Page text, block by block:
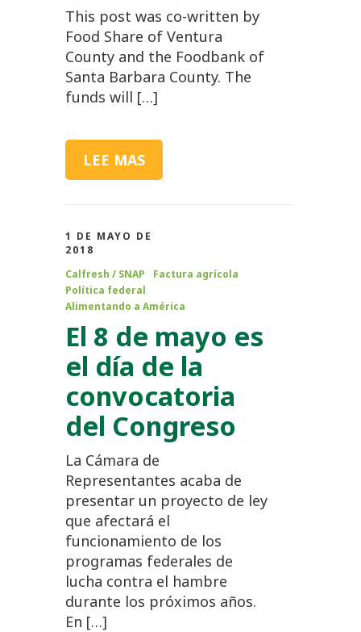
This post was co-written by
Food Share of Ventura
County and the Foodbank of
Santa Barbara County. The
funds will […]
LEE MAS
1 DE MAYO DE
2018
Calfresh / SNAP
Factura agrícola
Política federal
Alimentando a América
El 8 de mayo es
el día de la
convocatoria
del Congreso
La Cámara de
Representantes acaba de
presentar un proyecto de ley
que afectará el
funcionamiento de los
programas federales de
lucha contra el hambre
durante los próximos años.
En […]